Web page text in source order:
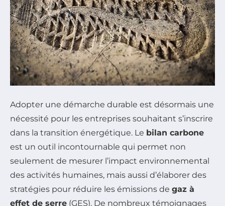
Adopter une démarche durable est désormais une
nécessité pour les entreprises souhaitant s’inscrire
dans la transition énergétique. Le bilan carbone
est un outil incontournable qui permet non
seulement de mesurer l’impact environnemental
des activités humaines, mais aussi d’élaborer des
stratégies pour réduire les émissions de gaz à
effet de serre (GES). De nombreux témoignages